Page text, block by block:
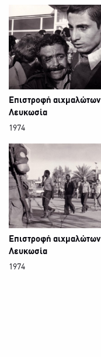
Επιστροφή αιχμαλώτων
Λευκωσία
1974
Επιστροφή αιχμαλώτων
Λευκωσία
1974